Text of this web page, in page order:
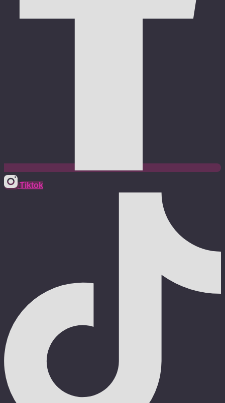
Tiktok